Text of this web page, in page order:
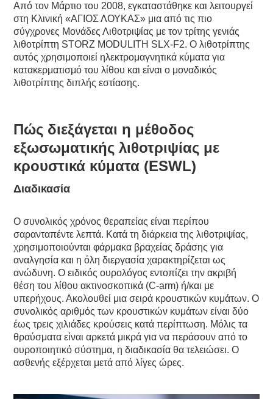
Από τον Μάρτιο του 2008, εγκαταστάθηκε και λειτουργεί
στη Κλινική «ΑΓΙΟΣ ΛΟΥΚΑΣ» μια από τις πιο
σύγχρονες Μονάδες Λιθοτριψίας με τον τρίτης γενιάς
λιθοτρίπτη STORZ MODULITH SLX-F2. Ο λιθοτρίπτης
αυτός χρησιμοποιεί ηλεκτρομαγνητικά κύματα για
κατακερματισμό του λίθου και είναι ο μοναδικός
λιθοτρίπτης διπλής εστίασης.
Πώς διεξάγεται η μέθοδος
εξωσωματικής λιθοτριψίας με
κρουστικά κύματα (ESWL)
Διαδικασία
Ο συνολικός χρόνος θεραπείας είναι περίπου
σαρανταπέντε λεπτά. Κατά τη διάρκεια της λιθοτριψίας,
χρησιμοποιούνται φάρμακα βραχείας δράσης για
αναλγησία και η όλη διεργασία χαρακτηρίζεται ως
ανώδυνη. Ο ειδικός ουρολόγος εντοπίζει την ακριβή
θέση του λίθου ακτινοσκοπικά (C-arm) ή/και με
υπερήχους. Ακολουθεί μια σειρά κρουστικών κυμάτων. Ο
συνολικός αριθμός των κρουστικών κυμάτων είναι δύο
έως τρεις χιλιάδες κρούσεις κατά περίπτωση. Μόλις τα
θραύσματα είναι αρκετά μικρά για να περάσουν από το
ουροποιητικό σύστημα, η διαδικασία θα τελειώσει. Ο
ασθενής εξέρχεται μετά από λίγες ώρες.